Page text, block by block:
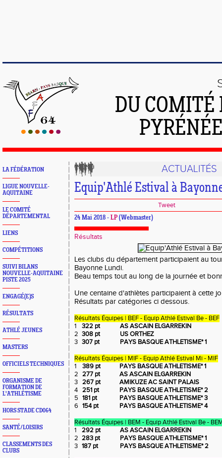
DU
LA FÉDÉRATION
LIGUE NOUVELLE-
AQUITAINE
LE COMITÉ
DÉPARTEMENTAL
LIENS
COMPÉTITIONS
SUIVI BILANS
NOUVELLE-AQUITAINE
PISTE 2025
ENGAGÉ(E)S
RÉSULTATS
ATHLÉ JEUNES
MASTERS
OFFICIELS TECHNIQUES
ORGANISME DE
FORMATION DE
L'ATHLÉTISME
HORS STADE CD064
SANTÉ/LOISIRS
CLASSEMENTS DES
CLUBS
ACTUALITÉS
Equip'Athlé Estival à
Tweet
24 Mai 2018 - LP (Webmaster)
Résultats
Les clubs du département participaient au
Bayonne Lundi.
Beau temps tout au long de la journée et
Une centaine d'athlètes participaient à cette
Résultats par catégories ci dessous.
Résultats Équipes | BEF - Equip Athlé Estival Be - BEF
1
322 pt
AS ASCAIN ELGARREKIN
2 308 pt
US ORTHEZ
3 307 pt PAYS BASQUE ATHLETISME* 1
Résultats Équipes | MIF - Equip Athlé Estival Mi - MIF
1
389 pt
PAYS BASQUE ATHLETISME* 1
2 277 pt
AS ASCAIN ELGARREKIN
3 267 pt
AMIKUZE AC SAINT PALAIS
4 251 pt
PAYS BASQUE ATHLETISME* 2
5 181 pt
PAYS BASQUE ATHLETISME* 3
6 154 pt PAYS BASQUE ATHLETISME* 4
Résultats Équipes | BEM - Equip Athlé Estival Be -
1
292 pt
AS ASCAIN ELGARREKIN
2 283 pt
PAYS BASQUE ATHLETISME* 1
3 187 pt PAYS BASQUE ATHLETISME* 2